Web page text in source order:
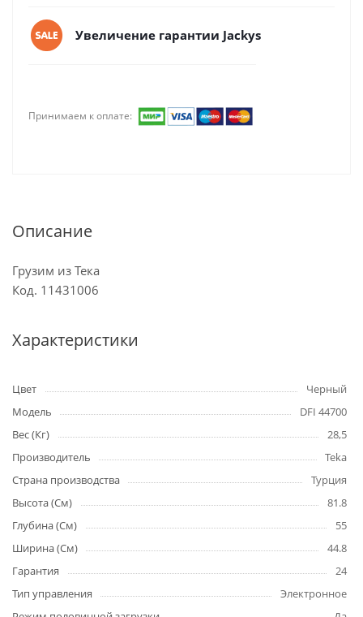
Увеличение гарантии Jackys
Принимаем к оплате:
Описание
Грузим из Тека
Код. 11431006
Характеристики
Цвет
Черный
Модель
DFI 44700
Вес (Кг)
28,5
Производитель
Teka
Страна производства
Турция
Высота (См)
81.8
Глубина (См)
55
Ширина (См)
44.8
Гарантия
24
Тип управления
Электронное